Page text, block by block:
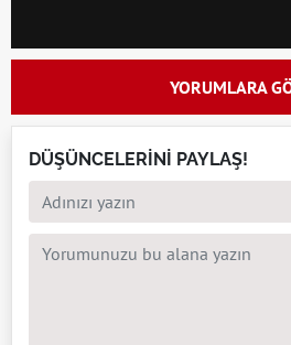
YORUMLARA
DÜŞÜNCELERİNİ PAYLAŞ!